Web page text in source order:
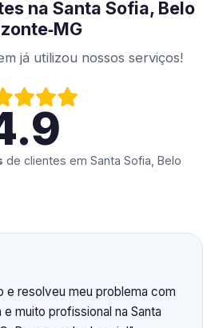
na Santa Sofia, Belo
já utilizou nossos serviços!
de clientes em Santa Sofia, Belo
e resolveu meu problema com
muito profissional na Santa